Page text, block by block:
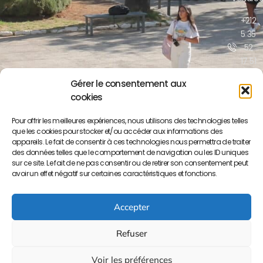
Gérer le consentement aux
cookies
Pour offrir les meilleures expériences, nous utilisons des technologies telles
que les cookies pour stocker et/ou accéder aux informations des
appareils. Le fait de consentir à ces technologies nous permettra de traiter
des données telles que le comportement de navigation ou les ID uniques
sur ce site. Le fait de ne pas consentir ou de retirer son consentement peut
avoir un effet négatif sur certaines caractéristiques et fonctions.
Accepter
Refuser
Voir les préférences
+212
5 35
52
17 51
Moulay
Youssef
Meknès